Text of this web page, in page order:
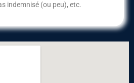
indemnisé (ou peu), etc.